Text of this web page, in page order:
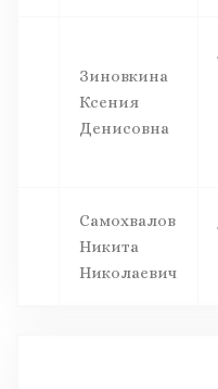
Зиновкина
Ксения
Денисовна
Самохвалов
Никита
Николаевич